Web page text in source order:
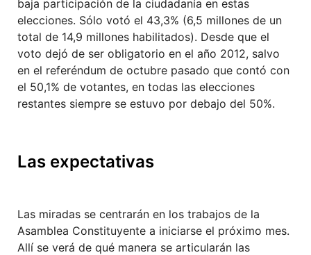
baja participación de la ciudadanía en estas
elecciones. Sólo votó el 43,3% (6,5 millones de un
total de 14,9 millones habilitados). Desde que el
voto dejó de ser obligatorio en el año 2012, salvo
en el referéndum de octubre pasado que contó con
el 50,1% de votantes, en todas las elecciones
restantes siempre se estuvo por debajo del 50%.
Las expectativas
Las miradas se centrarán en los trabajos de la
Asamblea Constituyente a iniciarse el próximo mes.
Allí se verá de qué manera se articularán las